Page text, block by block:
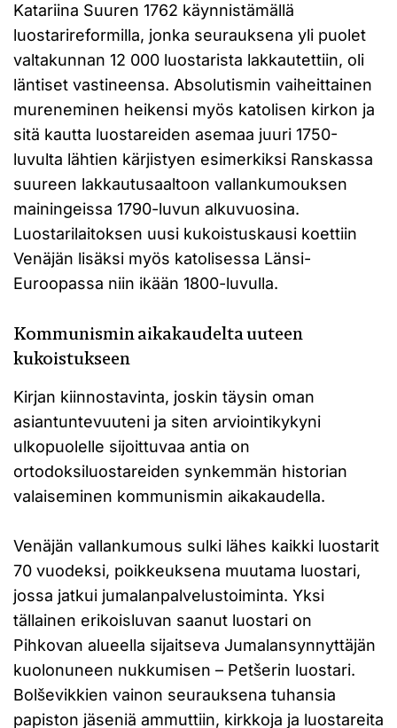
Katariina Suuren 1762 käynnistämällä
luostarireformilla, jonka seurauksena yli puolet
valtakunnan 12 000 luostarista lakkautettiin, oli
läntiset vastineensa. Absolutismin vaiheittainen
mureneminen heikensi myös katolisen kirkon ja
sitä kautta luostareiden asemaa juuri 1750-
luvulta lähtien kärjistyen esimerkiksi Ranskassa
suureen lakkautusaaltoon vallankumouksen
mainingeissa 1790-luvun alkuvuosina.
Luostarilaitoksen uusi kukoistuskausi koettiin
Venäjän lisäksi myös katolisessa Länsi-
Euroopassa niin ikään 1800-luvulla.
Kommunismin aikakaudelta uuteen
kukoistukseen
Kirjan kiinnostavinta, joskin täysin oman
asiantuntevuuteni ja siten arviointikykyni
ulkopuolelle sijoittuvaa antia on
ortodoksiluostareiden synkemmän historian
valaiseminen kommunismin aikakaudella.
Venäjän vallankumous sulki lähes kaikki luostarit
70 vuodeksi, poikkeuksena muutama luostari,
jossa jatkui jumalanpalvelustoiminta. Yksi
tällainen erikoisluvan saanut luostari on
Pihkovan alueella sijaitseva Jumalansynnyttäjän
kuolonuneen nukkumisen – Petšerin luostari.
Bolševikkien vainon seurauksena tuhansia
papiston jäseniä ammuttiin, kirkkoja ja luostareita